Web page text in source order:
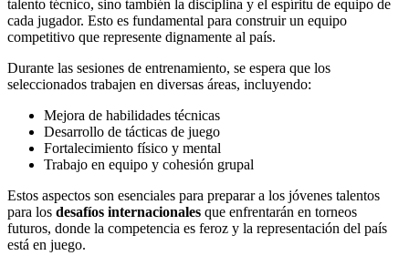
talento técnico, sino también la disciplina y el espíritu de equipo de
cada jugador. Esto es fundamental para construir un equipo
competitivo que represente dignamente al país.
Durante las sesiones de entrenamiento, se espera que los
seleccionados trabajen en diversas áreas, incluyendo:
Mejora de habilidades técnicas
Desarrollo de tácticas de juego
Fortalecimiento físico y mental
Trabajo en equipo y cohesión grupal
Estos aspectos son esenciales para preparar a los jóvenes talentos
para los desafíos internacionales que enfrentarán en torneos
futuros, donde la competencia es feroz y la representación del país
está en juego.